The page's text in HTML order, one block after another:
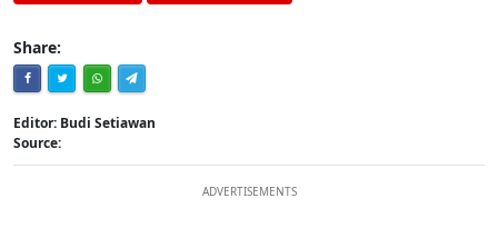
Share:
Editor: Budi Setiawan
Source:
ADVERTISEMENTS